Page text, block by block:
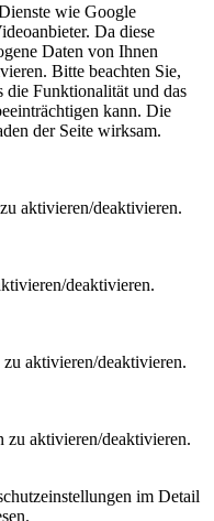
wie Google
Da diese
Daten von Ihnen
Bitte beachten Sie,
die Funktionalität und das
kann. Die
der Seite wirksam.
aktivieren/deaktivieren.
deaktivieren.
aktivieren/deaktivieren.
aktivieren/deaktivieren.
im Detail